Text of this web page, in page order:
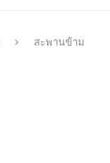
สะพานข้าม